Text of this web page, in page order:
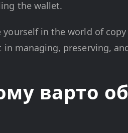
the wallet.
yourself in the world of
in managing, preserving,
варто